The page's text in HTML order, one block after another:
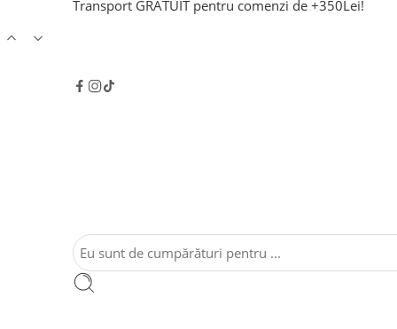
Transport GRATUIT pentru comenzi de +350Lei!